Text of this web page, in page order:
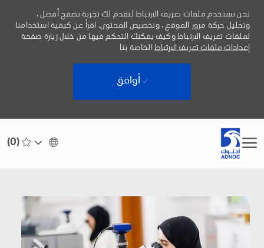
Language
Arabic
(0)
نحن نستخدم ملفات تعريف الارتباط لنقدم لك تجربة تصفح أفضل ،
وتحليل حركة مرور الموقع ، وتخصيص المحتوى. اقرأ عن كيفية استخدامنا
لملفات تعريف الارتباط وكيف يمكنك التحكم فيها من خلال زيارة صفحة
إعدادات ملفات تعريف الارتباط الخاصة بنا
أوافق